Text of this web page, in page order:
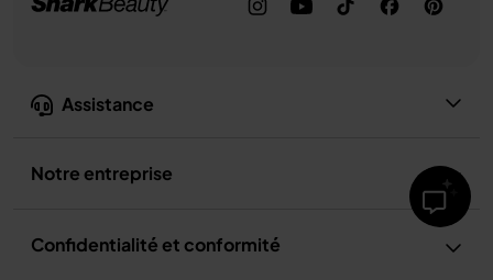
Assistance
Notre entreprise
Confidentialité et conformité